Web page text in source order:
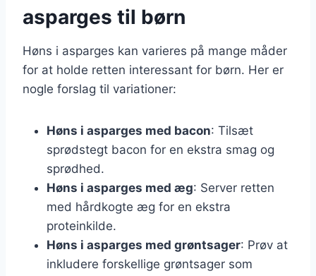
asparges til børn
Høns i asparges kan varieres på mange måder
for at holde retten interessant for børn. Her er
nogle forslag til variationer:
Høns i asparges med bacon: Tilsæt
sprødstegt bacon for en ekstra smag og
sprødhed.
Høns i asparges med æg: Server retten
med hårdkogte æg for en ekstra
proteinkilde.
Høns i asparges med grøntsager: Prøv at
inkludere forskellige grøntsager som